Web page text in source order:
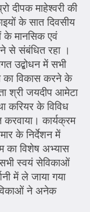
दीपक माहेश्वरी की
के सात दिवसीय
के मानसिक एवं
से संबंधित रहा ।
उद्बोधन में सभी
का विकास करने के
श्री जयदीप आमेटा
करियर के विविध
कार्यक्रम
के निर्देशन में
का विशेष अभ्यास
सभी स्वयं सेविकाओं
में ले जाया गया
ने अनेक